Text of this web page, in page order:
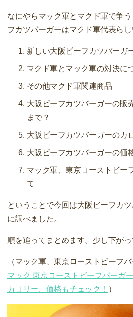
なにやらマック軍とマクド軍で争
フカツバーガーはマクド軍代表らし
新しい大阪ビーフカツバーガ
マクド軍とマック軍の対決に
その他マクド軍関連商品
大阪ビーフカツバーガーの販
まで？
大阪ビーフカツバーガーのカ
大阪ビーフカツバーガーの価
マック軍、東京ローストビー
て
ということで今回は大阪ビーフカ
に調べました。
順を追ってまとめます。少し下がっ
（マック軍、東京ローストビーフ
マック 東京ローストビーフバーガ
カロリー、価格もチェック！ ）